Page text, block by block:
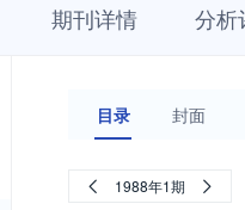
期刊详情 分析
目录 封面
1988年1期